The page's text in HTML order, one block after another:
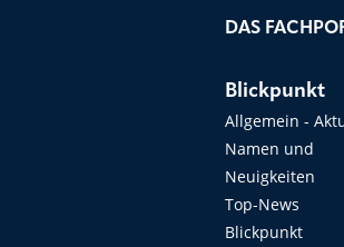
DAS
Blickpunkt
Allgemein -
Namen und
Neuigkeiten
Top-News
Blickpunkt